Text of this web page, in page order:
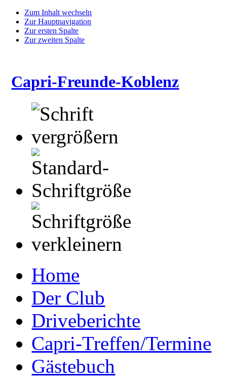
Zum Inhalt wechseln
Zur Hauptnavigation
Zur ersten Spalte
Zur zweiten Spalte
Capri-Freunde-Koblenz
Home
Der Club
Driveberichte
Capri-Treffen/Termine
Gästebuch